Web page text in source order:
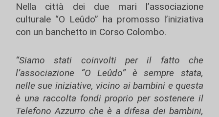
Nella città dei due mari l’associazione
culturale “O Leûdo” ha promosso l’iniziativa
con un banchetto in Corso Colombo.
“Siamo stati coinvolti per il fatto che
l’associazione “O Leûdo” è sempre stata,
nelle sue iniziative, vicino ai bambini e questa
è una raccolta fondi proprio per sostenere il
Telefono Azzurro che è a difesa dei bambini,